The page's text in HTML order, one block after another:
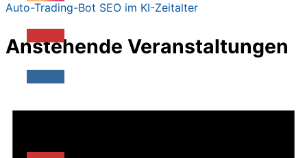
Auto-Trading-Bot SEO im KI-Zeitalter
Anstehende Veranstaltungen